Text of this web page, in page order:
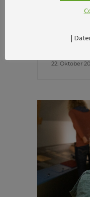
zwölf
zu
22. Oktober
|